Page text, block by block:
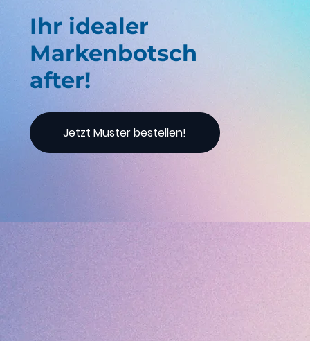
Ihr idealer
Markenbotsch
after!
Jetzt Muster bestellen!